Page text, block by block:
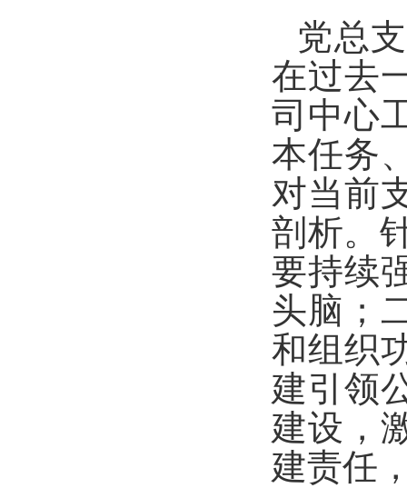
党总
在过去
司中心
本任务
对当前
剖析。
要持续
头脑；
和组织
建引领
建设，
建责任